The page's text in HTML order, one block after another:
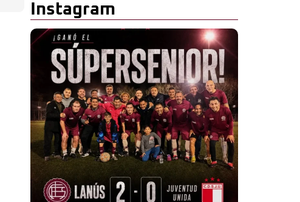
Instagram